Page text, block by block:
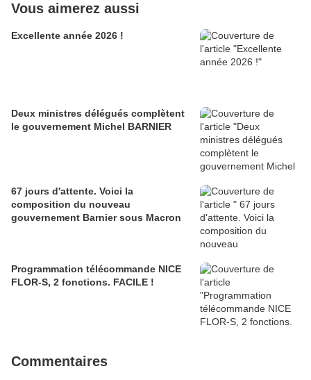
Vous aimerez aussi
Excellente année 2026 !
Deux ministres délégués complètent
le gouvernement Michel BARNIER
67 jours d'attente. Voici la
composition du nouveau
gouvernement Barnier sous Macron
Programmation télécommande NICE
FLOR-S, 2 fonctions. FACILE !
Commentaires